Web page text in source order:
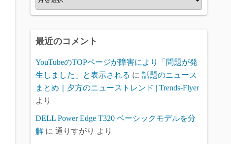
ー
ブ
最近のコメント
YouTubeのTOPページが障害により「問題が発
生しました」と表示される に 話題のニュース
まとめ｜夕方のニューストレンド | Trends-Flyer
より
DELL Power Edge T320 ベーシックモデルを分
解 に 通りすがり より